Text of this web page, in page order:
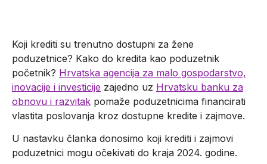
Koji krediti su trenutno dostupni za žene
poduzetnice? Kako do kredita kao poduzetnik
početnik? Hrvatska agencija za malo gospodarstvo,
inovacije i investicije zajedno uz Hrvatsku banku za
obnovu i razvitak pomaže poduzetnicima financirati
vlastita poslovanja kroz dostupne kredite i zajmove.
U nastavku članka donosimo koji krediti i zajmovi
poduzetnici mogu očekivati do kraja 2024. godine.